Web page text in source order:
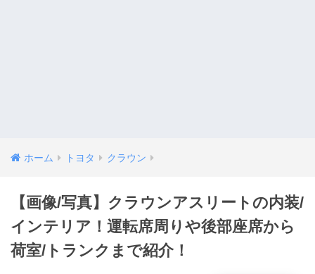
ホーム トヨタ クラウン
【画像/写真】クラウンアスリートの内装/
インテリア！運転席周りや後部座席から
荷室/トランクまで紹介！